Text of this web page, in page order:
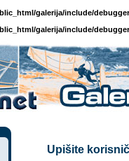
galerija/include/
galerija/include/
Upišite